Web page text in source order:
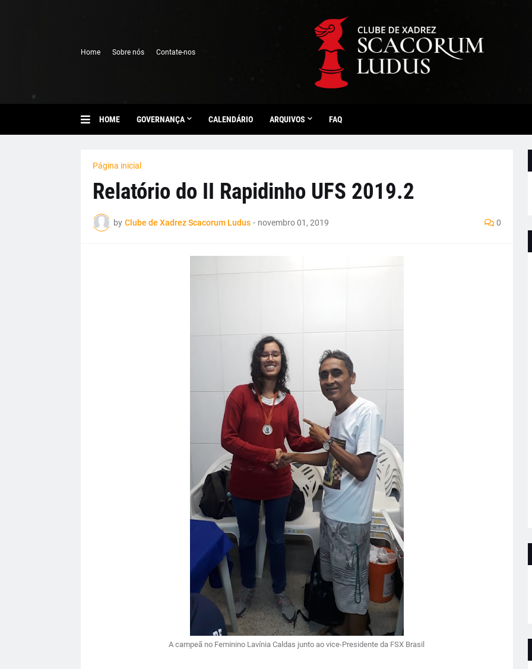
Home Sobre nós Contate-nos
HOME GOVERNANÇA CALENDÁRIO ARQUIVOS FAQ
Página inicial
Relatório do II Rapidinho UFS 2019.2
by Clube de Xadrez Scacorum Ludus - novembro 01, 2019 0
A campeã no Feminino Lavínia Caldas junto ao vice-Presidente da FSX Brasil